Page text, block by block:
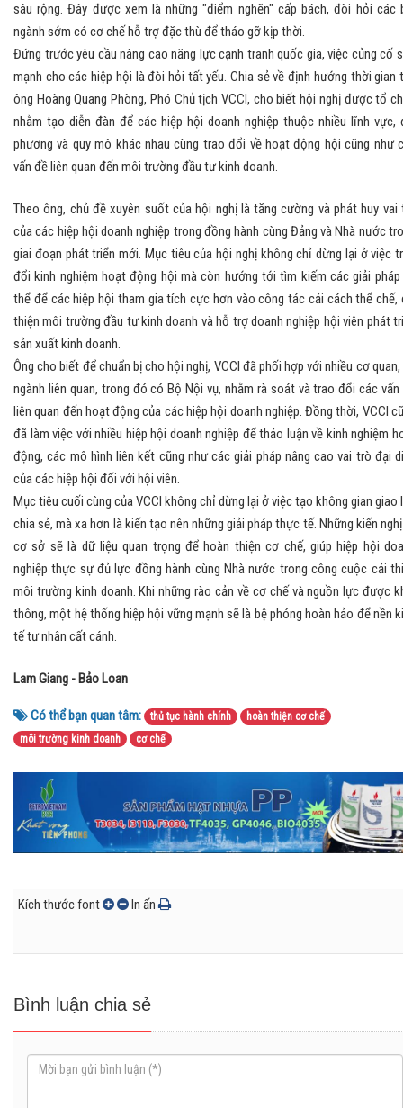
sâu rộng. Đây được xem là những "điểm nghẽn" cấp bách, đòi hỏi các
ngành sớm có cơ chế hỗ trợ đặc thù để tháo gỡ kịp thời.
Đứng trước yêu cầu nâng cao năng lực cạnh tranh quốc gia, việc củng cố
mạnh cho các hiệp hội là đòi hỏi tất yếu. Chia sẻ về định hướng thời gian
ông Hoàng Quang Phòng, Phó Chủ tịch VCCI, cho biết hội nghị được tổ
nhằm tạo diễn đàn để các hiệp hội doanh nghiệp thuộc nhiều lĩnh vực,
phương và quy mô khác nhau cùng trao đổi về hoạt động hội cũng như
vấn đề liên quan đến môi trường đầu tư kinh doanh.
Theo ông, chủ đề xuyên suốt của hội nghị là tăng cường và phát huy vai
của các hiệp hội doanh nghiệp trong đồng hành cùng Đảng và Nhà nước
giai đoạn phát triển mới. Mục tiêu của hội nghị không chỉ dừng lại ở việc
đổi kinh nghiệm hoạt động hội mà còn hướng tới tìm kiếm các giải pháp
thể để các hiệp hội tham gia tích cực hơn vào công tác cải cách thể chế,
thiện môi trường đầu tư kinh doanh và hỗ trợ doanh nghiệp hội viên phát
sản xuất kinh doanh.
Ông cho biết để chuẩn bị cho hội nghị, VCCI đã phối hợp với nhiều cơ
ngành liên quan, trong đó có Bộ Nội vụ, nhằm rà soát và trao đổi các vấn
liên quan đến hoạt động của các hiệp hội doanh nghiệp. Đồng thời, VCCI
đã làm việc với nhiều hiệp hội doanh nghiệp để thảo luận về kinh nghiệm
động, các mô hình liên kết cũng như các giải pháp nâng cao vai trò đại
của các hiệp hội đối với hội viên.
Mục tiêu cuối cùng của VCCI không chỉ dừng lại ở việc tạo không gian giao
chia sẻ, mà xa hơn là kiến tạo nên những giải pháp thực tế. Những kiến
cơ sở sẽ là dữ liệu quan trọng để hoàn thiện cơ chế, giúp hiệp hội
nghiệp thực sự đủ lực đồng hành cùng Nhà nước trong công cuộc cải
môi trường kinh doanh. Khi những rào cản về cơ chế và nguồn lực được
thông, một hệ thống hiệp hội vững mạnh sẽ là bệ phóng hoàn hảo để nền
tế tư nhân cất cánh.
Lam Giang - Bảo Loan
Có thể bạn quan tâm: thủ tục hành chính
hoàn thiện cơ chế
môi trường kinh doanh
cơ chế
Kích thước font In ấn
Bình luận chia sẻ